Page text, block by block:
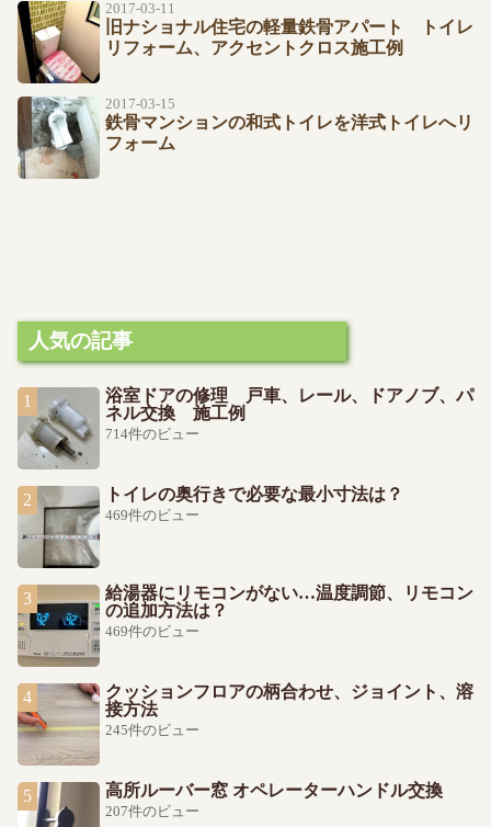
2017-03-11
旧ナショナル住宅の軽量鉄骨アパート トイレ
リフォーム、アクセントクロス施工例
2017-03-15
鉄骨マンションの和式トイレを洋式トイレへリ
フォーム
人気の記事
浴室ドアの修理 戸車、レール、ドアノブ、パ
ネル交換 施工例
714件のビュー
トイレの奥行きで必要な最小寸法は？
469件のビュー
給湯器にリモコンがない…温度調節、リモコン
の追加方法は？
469件のビュー
クッションフロアの柄合わせ、ジョイント、溶
接方法
245件のビュー
高所ルーバー窓 オペレーターハンドル交換
207件のビュー